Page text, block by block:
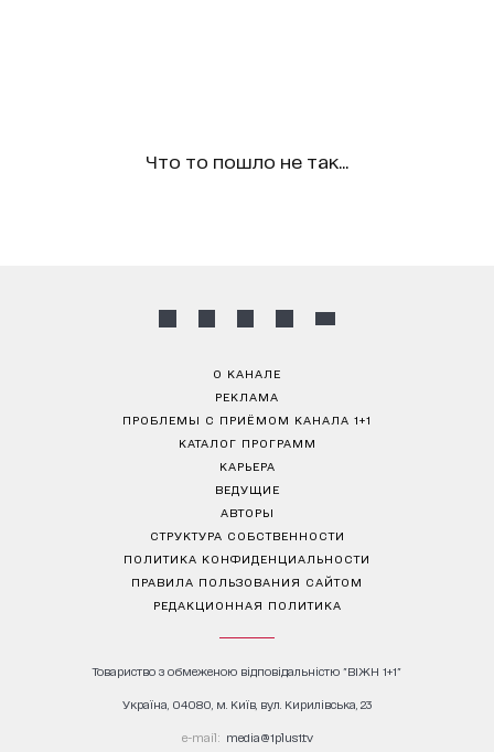
Что то пошло не так...
О КАНАЛЕ
РЕКЛАМА
ПРОБЛЕМЫ С ПРИЁМОМ КАНАЛА 1+1
КАТАЛОГ ПРОГРАММ
КАРЬЕРА
ВЕДУЩИЕ
АВТОРЫ
СТРУКТУРА СОБСТВЕННОСТИ
ПОЛИТИКА КОНФИДЕНЦИАЛЬНОСТИ
ПРАВИЛА ПОЛЬЗОВАНИЯ САЙТОМ
РЕДАКЦИОННАЯ ПОЛИТИКА
Товариство з обмеженою відповідальністю "ВІЖН 1+1"
Україна, 04080, м. Київ, вул. Кирилівська, 23
е-mail: media@1plus1.tv